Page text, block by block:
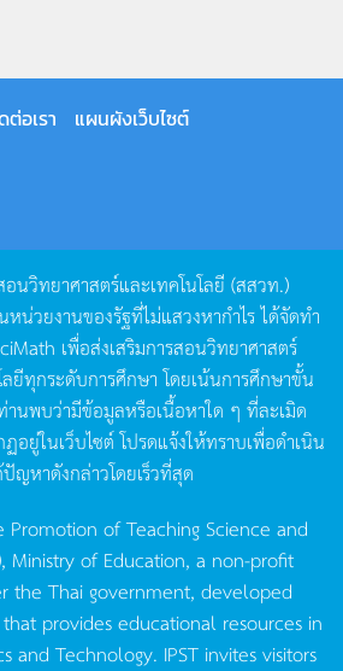
ต่อเรา
แผนผังเว็บไซต์
นวิทยาศาสตร์และเทคโนโลยี (สสวท.)
หน่วยงานของรัฐที่ไม่แสวงหากำไรได้จัดทำ
เพื่อส่งเสริมการสอนวิทยาศาสตร์
ยีทุกระดับการศึกษา โดยเน้นการศึกษาขั้น
านพบว่ามีข้อมูลหรือเนื้อหาใด ๆ ที่ละเมิด
อยู่ในเว็บไซต์โปรดแจ้งให้ทราบเพื่อดำเนิน
ญหาดังกล่าวโดยเร็วที่สุด
of Teaching Science and
Ministry of Education, a non-profit
the Thai government, developed
provides educational resources in
and Technology. IPST invites visitors